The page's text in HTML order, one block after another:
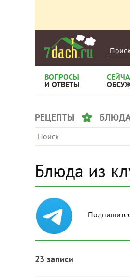
ВОПРОСЫ
И ОТВЕТЫ
РЕЦЕПТЫ
Блюда из
23 записи